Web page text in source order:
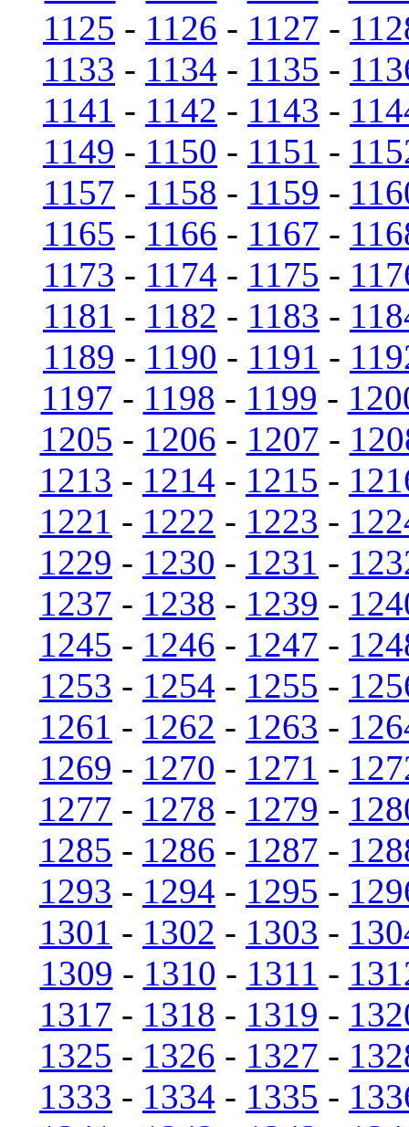
1125 - 1126 - 1127 -
1133 - 1134 - 1135 -
1141 - 1142 - 1143 -
1149 - 1150 - 1151 -
1157 - 1158 - 1159 -
1165 - 1166 - 1167 -
1173 - 1174 - 1175 -
1181 - 1182 - 1183 -
1189 - 1190 - 1191 -
1197 - 1198 - 1199 -
1205 - 1206 - 1207 -
1213 - 1214 - 1215 -
1221 - 1222 - 1223 -
1229 - 1230 - 1231 -
1237 - 1238 - 1239 -
1245 - 1246 - 1247 -
1253 - 1254 - 1255 -
1261 - 1262 - 1263 -
1269 - 1270 - 1271 -
1277 - 1278 - 1279 -
1285 - 1286 - 1287 -
1293 - 1294 - 1295 -
1301 - 1302 - 1303 -
1309 - 1310 - 1311 -
1317 - 1318 - 1319 -
1325 - 1326 - 1327 -
1333 - 1334 - 1335 -